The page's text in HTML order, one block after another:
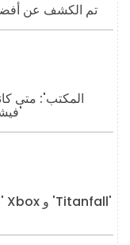
تم الكشف عن
فيشر وجون كراسنسكي على سموش 'دانديز'